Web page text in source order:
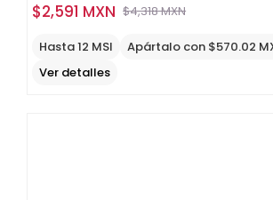
$4,318 MXNOriginal
price
$2,591 MXN
Current
price
Hasta 12 MSI
Apártalo con $570.02
Ver detalles